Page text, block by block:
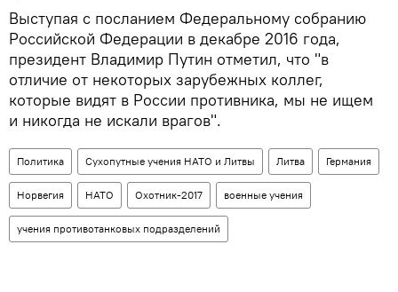
Выступая с посланием Федеральному собранию
Российской Федерации в декабре 2016 года,
президент Владимир Путин отметил, что "в
отличие от некоторых зарубежных коллег,
которые видят в России противника, мы не ищем
и никогда не искали врагов".
Политика Сухопутные учения НАТО и Литвы Литва Германия
Норвегия НАТО Охотник-2017 военные учения
учения противотанковых подразделений